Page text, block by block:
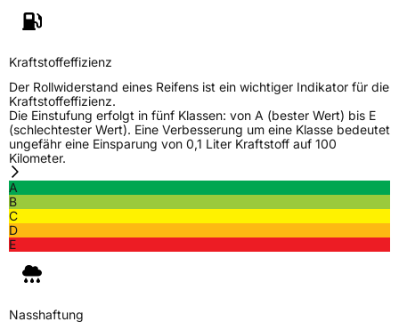
Allgemeine Produktsicherheit (GPSR)
Herstellerkontakt
Shandong Province China,
liu.yang@hengfengtires.com
Verantwortliche
in der EU
SHG Consulting, YongAn Street Guangrao
County Dongying City Shandong Province
China, liu.yang@hengfengtires.com
Kraftstoffeffizienz
Der Rollwiderstand eines Reifens ist ein wichtiger Indikator für die
Kraftstoffeffizienz.
Die Einstufung erfolgt in fünf Klassen: von A (bester Wert) bis E
(schlechtester Wert). Eine Verbesserung um eine Klasse bedeutet
ungefähr eine Einsparung von 0,1 Liter Kraftstoff auf 100
Kilometer.
A
B
C
D
E
Nasshaftung